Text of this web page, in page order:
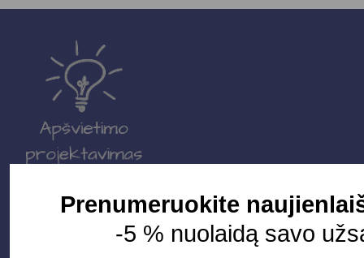
Parduotuvė
Apšvietimo sistemos
Prenumeruokite
-5 % nuolaidą savo